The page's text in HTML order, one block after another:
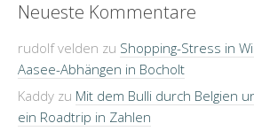
Neueste Kommentare
rudolf velden zu Shopping-Stress in
Aasee-Abhängen in Bocholt
Kaddy zu Mit dem Bulli durch Belgien
ein Roadtrip in Zahlen